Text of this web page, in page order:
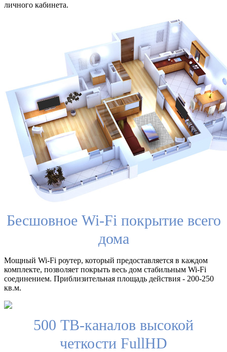
личного кабинета.
Бесшовное Wi-Fi покрытие всего
дома
Мощный Wi-Fi роутер, который предоставляется в каждом
комплекте, позволяет покрыть весь дом стабильным Wi-Fi
соединением. Приблизительная площадь действия - 200-250
кв.м.
500 ТВ-каналов высокой
четкости FullHD